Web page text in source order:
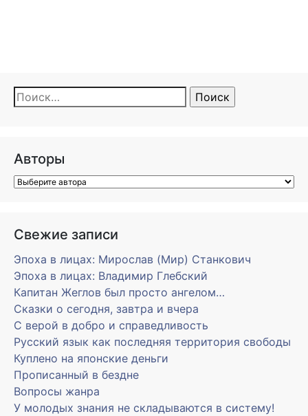
Найти:
Авторы
Свежие записи
Эпоха в лицах: Мирослав (Мир) Станкович
Эпоха в лицах: Владимир Глебский
Капитан Жеглов был просто ангелом…
Сказки о сегодня, завтра и вчера
С верой в добро и справедливость
Русский язык как последняя территория свободы
Куплено на японские деньги
Прописанный в бездне
Вопросы жанра
У молодых знания не складываются в систему!